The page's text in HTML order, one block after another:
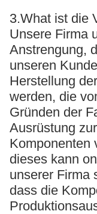
3.What ist die
Unsere Firma
Anstrengung,
unseren
Herstellung
werden, die
Gründen der
Ausrüstung
Komponenten
dieses kann
unserer Firma
dass die